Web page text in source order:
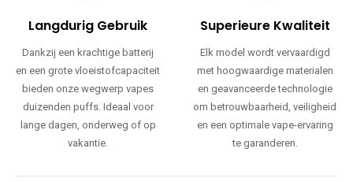
Langdurig Gebruik
Dankzij een krachtige batterij
en een grote vloeistofcapaciteit
bieden onze wegwerp vapes
duizenden puffs. Ideaal voor
lange dagen, onderweg of op
vakantie.
Superieure Kwaliteit
Elk model wordt vervaardigd
met hoogwaardige materialen
en geavanceerde technologie
om betrouwbaarheid, veiligheid
en een optimale vape-ervaring
te garanderen.